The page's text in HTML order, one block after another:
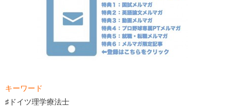
キーワード
♯ドイツ理学療法士